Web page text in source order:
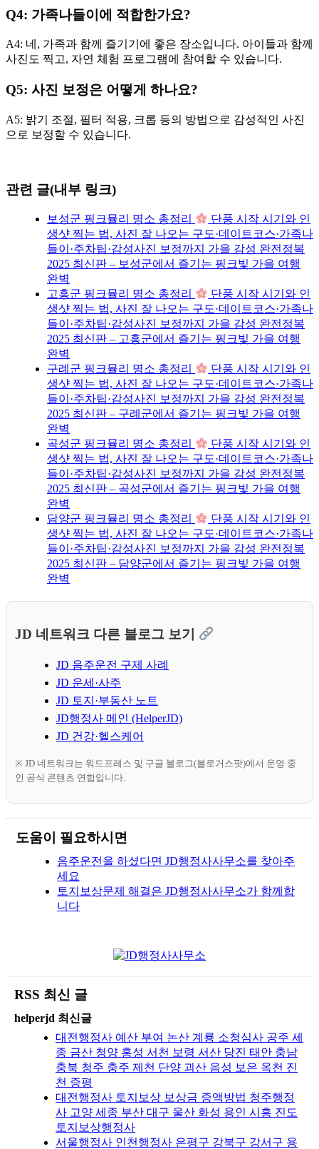
Q4: 가족나들이에 적합한가요?
A4: 네, 가족과 함께 즐기기에 좋은 장소입니다. 아이들과 함께
사진도 찍고, 자연 체험 프로그램에 참여할 수 있습니다.
Q5: 사진 보정은 어떻게 하나요?
A5: 밝기 조절, 필터 적용, 크롭 등의 방법으로 감성적인 사진
으로 보정할 수 있습니다.
관련 글(내부 링크)
보성군 핑크뮬리 명소 총정리
단풍 시작 시기와 인
생샷 찍는 법, 사진 잘 나오는 구도·데이트코스·가족나
들이·주차팁·감성사진 보정까지 가을 감성 완전정복
2025 최신판 – 보성군에서 즐기는 핑크빛 가을 여행
완벽
고흥군 핑크뮬리 명소 총정리
단풍 시작 시기와 인
생샷 찍는 법, 사진 잘 나오는 구도·데이트코스·가족나
들이·주차팁·감성사진 보정까지 가을 감성 완전정복
2025 최신판 – 고흥군에서 즐기는 핑크빛 가을 여행
완벽
구례군 핑크뮬리 명소 총정리
단풍 시작 시기와 인
생샷 찍는 법, 사진 잘 나오는 구도·데이트코스·가족나
들이·주차팁·감성사진 보정까지 가을 감성 완전정복
2025 최신판 – 구례군에서 즐기는 핑크빛 가을 여행
완벽
곡성군 핑크뮬리 명소 총정리
단풍 시작 시기와 인
생샷 찍는 법, 사진 잘 나오는 구도·데이트코스·가족나
들이·주차팁·감성사진 보정까지 가을 감성 완전정복
2025 최신판 – 곡성군에서 즐기는 핑크빛 가을 여행
완벽
담양군 핑크뮬리 명소 총정리
단풍 시작 시기와 인
생샷 찍는 법, 사진 잘 나오는 구도·데이트코스·가족나
들이·주차팁·감성사진 보정까지 가을 감성 완전정복
2025 최신판 – 담양군에서 즐기는 핑크빛 가을 여행
완벽
JD 네트워크 다른 블로그 보기
JD 음주운전 구제 사례
JD 운세·사주
JD 토지·부동산 노트
JD행정사 메인 (HelperJD)
JD 건강·헬스케어
※ JD 네트워크는 워드프레스 및 구글 블로그(블로거스팟)에서 운영 중
인 공식 콘텐츠 연합입니다.
도움이 필요하시면
음주운전을 하셨다면 JD행정사사무소를 찾아주
세요
토지보상문제 해결은 JD행정사사무소가 함께합
니다
RSS 최신 글
helperjd 최신글
대전행정사 예산 부여 논산 계룡 소청심사 공주 세
종 금산 청양 홍성 서천 보령 서산 당진 태안 충남
충북 청주 충주 제천 단양 괴산 음성 보은 옥천 진
천 증평
대전행정사 토지보상 보상금 증액방법 청주행정
사 고양 세종 부산 대구 울산 화성 용인 시흥 진도
토지보상행정사
서울행정사 인천행정사 은평구 강북구 강서구 용